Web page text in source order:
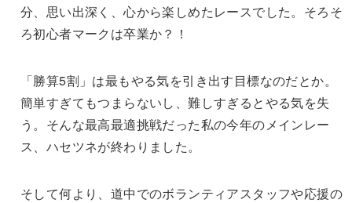
分、思い出深く、心から楽しめたレースでした。そろそ
ろ初心者マークは卒業か？！
「勝算5割」は最もやる気を引き出す目標なのだとか。
簡単すぎてもつまらないし、難しすぎるとやる気を失
う。そんな最高最適挑戦だった私の今年のメインレー
ス、ハセツネが終わりました。
そして何より、道中でのボランティアスタッフや応援の